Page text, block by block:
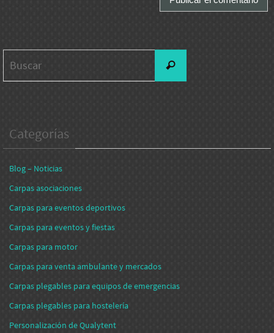
Buscar
Categorías
Blog – Noticias
Carpas asociaciones
Carpas para eventos deportivos
Carpas para eventos y fiestas
Carpas para motor
Carpas para venta ambulante y mercados
Carpas plegables para equipos de emergencias
Carpas plegables para hostelería
Personalización de Qualytent